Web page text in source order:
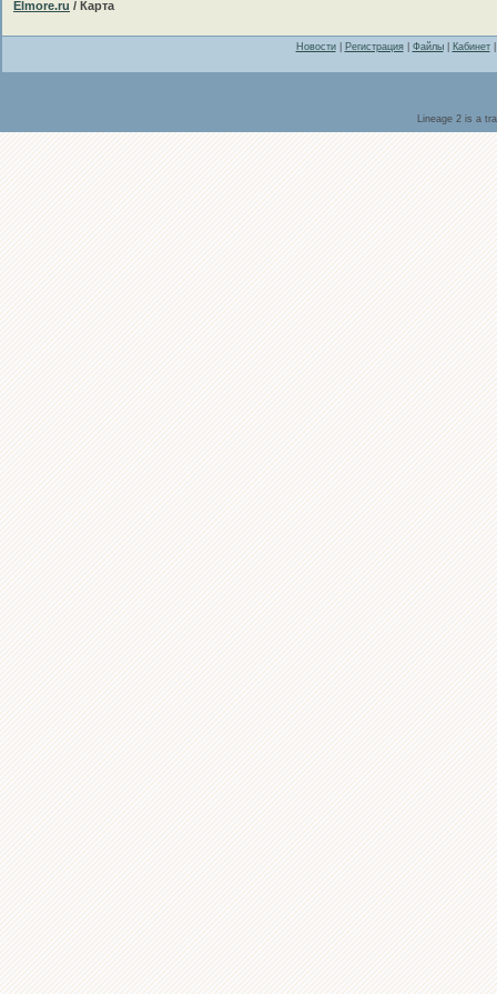
Elmore.ru / Карта
Новости| Регистрация| Файлы| Кабинет
Lineage 2 is a